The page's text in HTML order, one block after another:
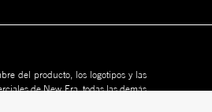
del producto, los logotipos y las
de New Era, todas las demás